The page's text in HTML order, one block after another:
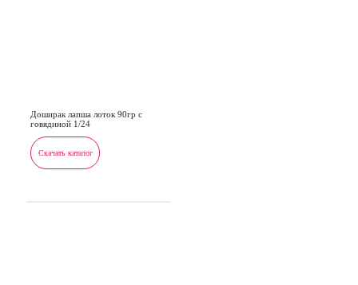
Доширак лапша лоток 90гр с
говядиной 1/24
Скачать каталог